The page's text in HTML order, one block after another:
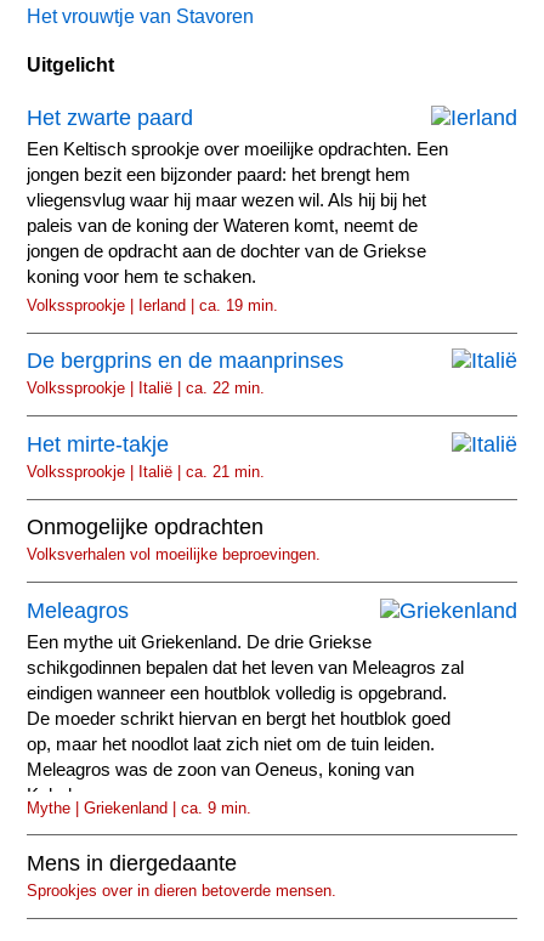
Het vrouwtje van Stavoren
Uitgelicht
Het zwarte paard
Een Keltisch sprookje over moeilijke opdrachten. Een
jongen bezit een bijzonder paard: het brengt hem
vliegensvlug waar hij maar wezen wil. Als hij bij het
paleis van de koning der Wateren komt, neemt de
jongen de opdracht aan de dochter van de Griekse
koning voor hem te schaken.
Volkssprookje | Ierland | ca. 19 min.
De bergprins en de maanprinses
Volkssprookje | Italië | ca. 22 min.
Het mirte-takje
Volkssprookje | Italië | ca. 21 min.
Onmogelijke opdrachten
Volksverhalen vol moeilijke beproevingen.
Meleagros
Een mythe uit Griekenland. De drie Griekse
schikgodinnen bepalen dat het leven van Meleagros zal
eindigen wanneer een houtblok volledig is opgebrand.
De moeder schrikt hiervan en bergt het houtblok goed
op, maar het noodlot laat zich niet om de tuin leiden.
Meleagros was de zoon van Oeneus, koning van
Kalydon...
Mythe | Griekenland | ca. 9 min.
Mens in diergedaante
Sprookjes over in dieren betoverde mensen.